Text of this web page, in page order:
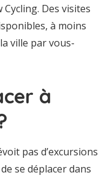
Des visites
à moins
ville par vous-
à
pas d’excursions
se déplacer dans